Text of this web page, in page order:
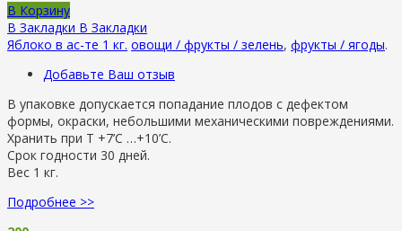
В Корзину
В Закладки В Закладки
Яблоко в ас-те 1 кг. овощи / фрукты / зелень, фрукты / ягоды.
Добавьте Ваш отзыв
В упаковке допускается попадание плодов с дефектом
формы, окраски, небольшими механическими повреждениями.
Хранить при Т +7’C …+10’C.
Срок годности 30 дней.
Вес 1 кг.
Подробнее >>